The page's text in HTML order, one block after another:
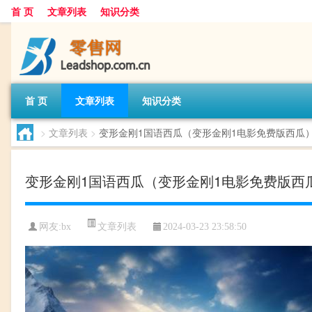
首 页 文章列表 知识分类
首 页 文章列表 知识分类
> 文章列表 > 变形金刚1国语西瓜（变形金刚1电影免费版西瓜
变形金刚1国语西瓜（变形金刚1电影免费版西
网友:bx 文章列表 2024-03-23 23:58:50